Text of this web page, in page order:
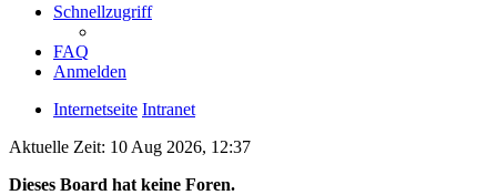
Schnellzugriff
FAQ
Anmelden
Internetseite Intranet
Aktuelle Zeit: 10 Aug 2026, 12:37
Dieses Board hat keine Foren.